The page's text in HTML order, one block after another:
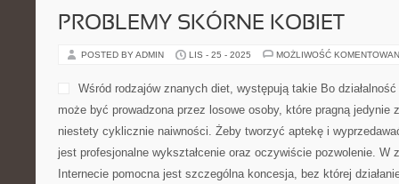
PROBLEMY SKÓRNE KOBIET
POSTED BY ADMIN LIS - 25 - 2025 MOŻLIWOŚĆ
Wśród rodzajów znanych diet, występują takie Bo
może być prowadzona przez losowe osoby, które pragną jedynie
niestety cyklicznie naiwności. Żeby tworzyć aptekę i
jest profesjonalne wykształcenie oraz oczywiście pozwolenie. W
Internecie pomocna jest szczególna koncesja, bez której